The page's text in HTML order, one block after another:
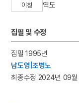
3
5 강현
6
7
이칭 역도
집필 및 수정
집필 1995년
남도영|조병노
최종수정 2024년 09